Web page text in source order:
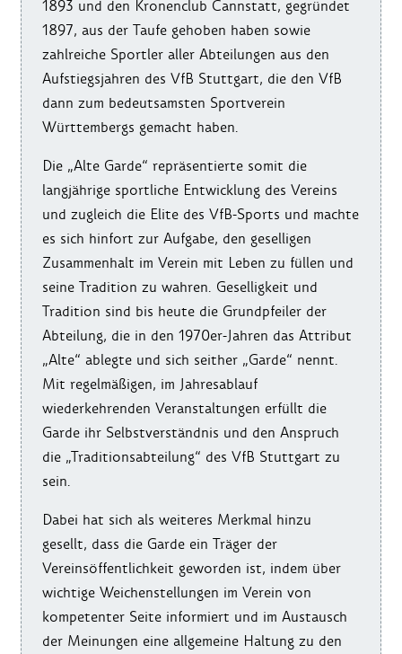
1893 und den Kronenclub Cannstatt, gegründet
1897, aus der Taufe gehoben haben sowie
zahlreiche Sportler aller Abteilungen aus den
Aufstiegsjahren des VfB Stuttgart, die den VfB
dann zum bedeutsamsten Sportverein
Württembergs gemacht haben.
Die „Alte Garde“ repräsentierte somit die
langjährige sportliche Entwicklung des Vereins
und zugleich die Elite des VfB-Sports und machte
es sich hinfort zur Aufgabe, den geselligen
Zusammenhalt im Verein mit Leben zu füllen und
seine Tradition zu wahren. Geselligkeit und
Tradition sind bis heute die Grundpfeiler der
Abteilung, die in den 1970er-Jahren das Attribut
„Alte“ ablegte und sich seither „Garde“ nennt.
Mit regelmäßigen, im Jahresablauf
wiederkehrenden Veranstaltungen erfüllt die
Garde ihr Selbstverständnis und den Anspruch
die „Traditionsabteilung“ des VfB Stuttgart zu
sein.
Dabei hat sich als weiteres Merkmal hinzu
gesellt, dass die Garde ein Träger der
Vereinsöffentlichkeit geworden ist, indem über
wichtige Weichenstellungen im Verein von
kompetenter Seite informiert und im Austausch
der Meinungen eine allgemeine Haltung zu den